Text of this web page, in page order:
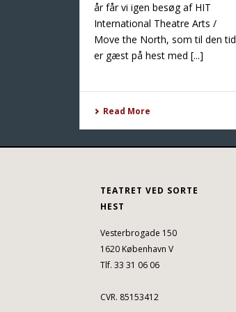
år får vi igen besøg af HIT
International Theatre Arts /
Move the North, som til den tid
er gæst på hest med [...]
Read More
TEATRET VED SORTE
HEST
Vesterbrogade 150
1620 København V
Tlf. 33 31 06 06
CVR. 85153412